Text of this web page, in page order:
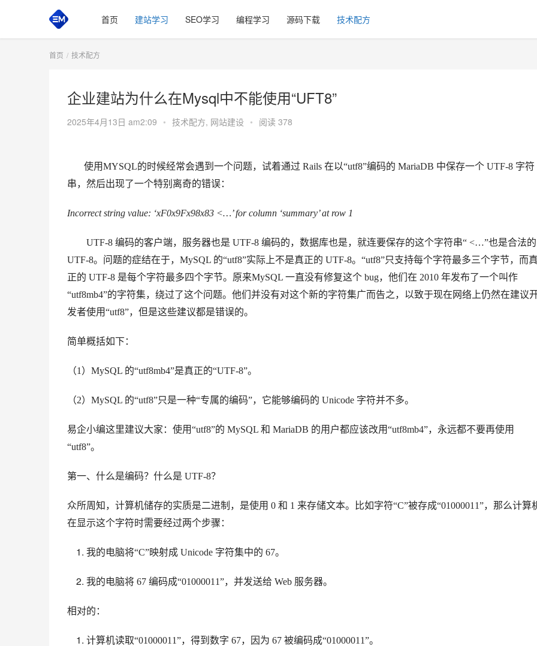
首页 建站学习 SEO学习 编程学习 源码下载 技术配方
首页 技术配方
企业建站为什么在Mysql中不能使用“UFT8”
2025年4月13日 am2:09 • 技术配方, 网站建设 • 阅读 378
使用MYSQL的时候经常会遇到一个问题，试着通过 Rails 在以“utf8”编码的 MariaDB 中保存一个 UTF-8 字符
串，然后出现了一个特别离奇的错误：
Incorrect string value: ‘xF0x9Fx98x83 <…’ for column ‘summary’ at row 1
UTF-8 编码的客户端，服务器也是 UTF-8 编码的，数据库也是，就连要保存的这个字符串“ <…”也是合法的
UTF-8。 问题的症结在于，MySQL 的“utf8”实际上不是真正的 UTF-8。 “utf8”只支持每个字符最多三个字节，而
正的 UTF-8 是每个字符最多四个字节。 原来MySQL 一直没有修复这个 bug，他们在 2010 年发布了一个叫作
“utf8mb4”的字符集，绕过了这个问题。 他们并没有对这个新的字符集广而告之，以致于现在网络上仍然在建议
发者使用“utf8”，但是这些建议都是错误的。
简单概括如下：
（1）MySQL 的“utf8mb4”是真正的“UTF-8”。
（2）MySQL 的“utf8”只是一种“专属的编码”，它能够编码的 Unicode 字符并不多。
易企小编这里建议大家：使用“utf8”的 MySQL 和 MariaDB 的用户都应该改用“utf8mb4”，永远都不要再使用
“utf8”。
第一、 什么是编码？什么是 UTF-8？
众所周知，计算机储存的实质是二进制，是使用 0 和 1 来存储文本。比如字符“C”被存成“01000011”，那么计算
在显示这个字符时需要经过两个步骤：
我的电脑将“C”映射成 Unicode 字符集中的 67。
我的电脑将 67 编码成“01000011”，并发送给 Web 服务器。
相对的：
计算机读取“01000011”，得到数字 67，因为 67 被编码成“01000011”。